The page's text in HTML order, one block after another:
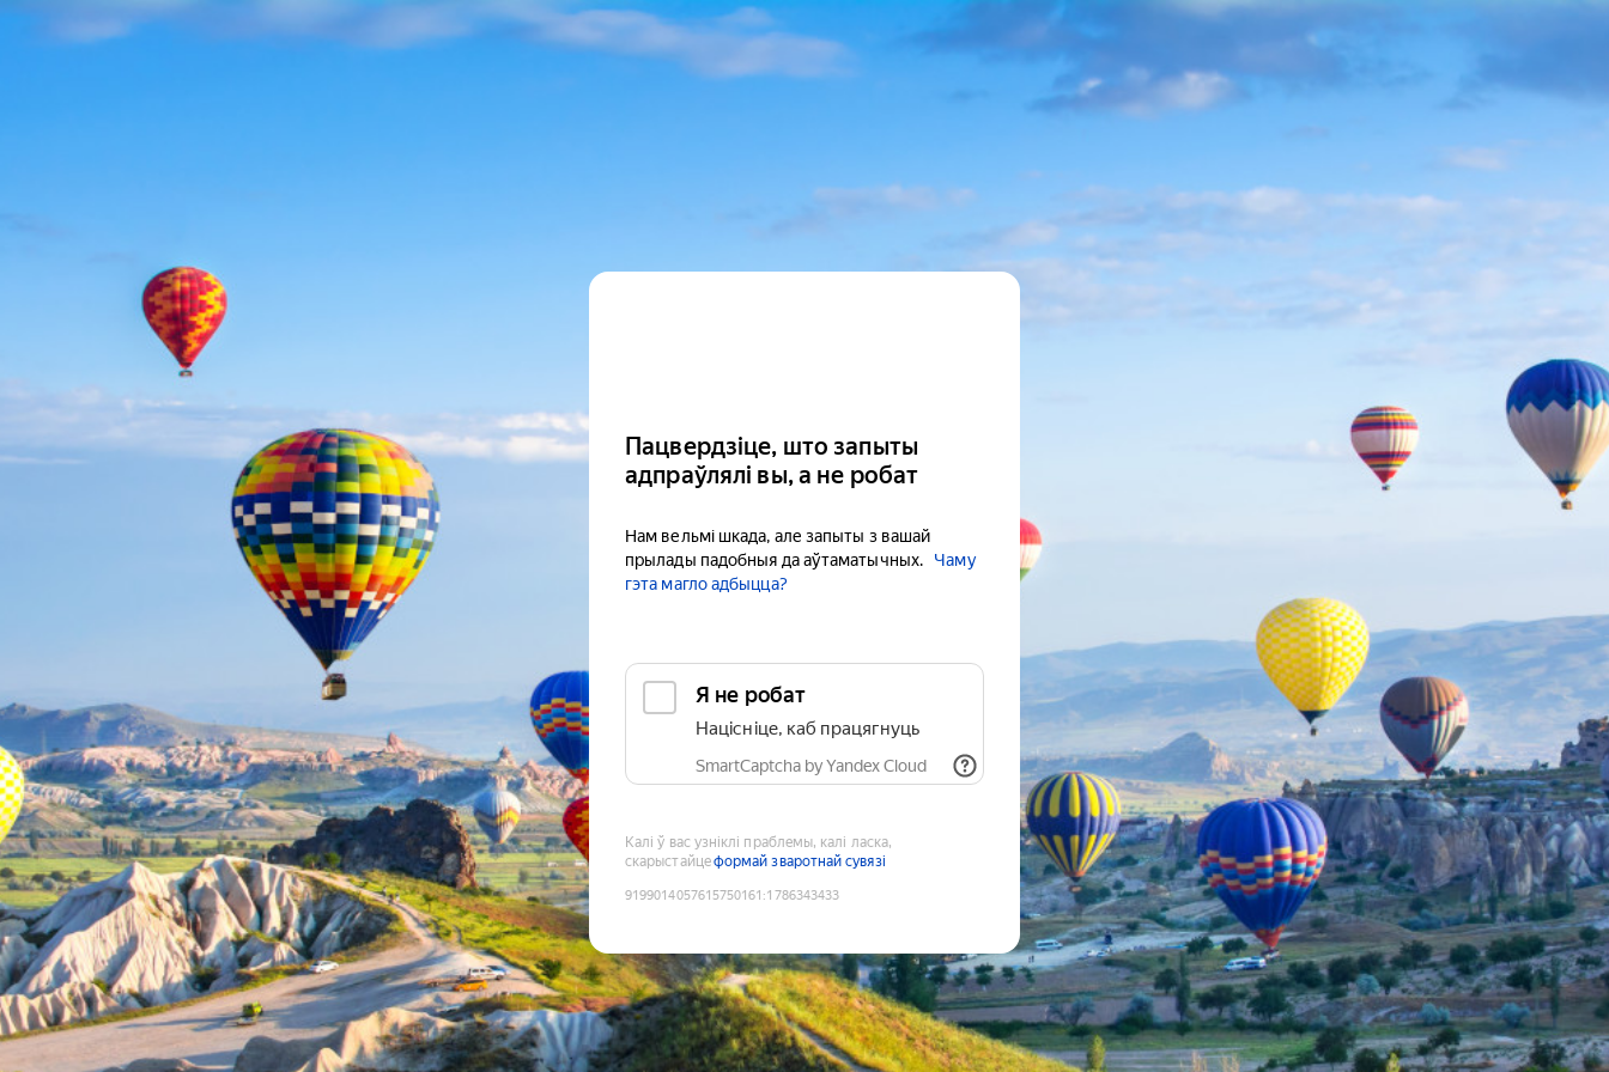
Пацвердзіце, што запыты
адпраўлялі вы, а не робат
Нам вельмі шкада, але запыты з вашай
прылады падобныя да аўтаматычных.
Чаму
гэта магло адбыцца?
Я не робат
Націсніце, каб працягнуць
SmartCaptcha by Yandex Cloud
Калі ў вас узніклі праблемы, калі ласка,
скарыстайцеформай зваротнай сувязі
9199014057615750161 :1786343433